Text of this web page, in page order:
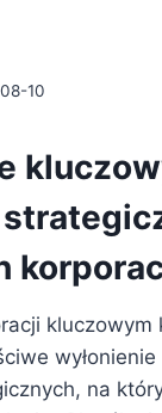
10
kluczowym
na